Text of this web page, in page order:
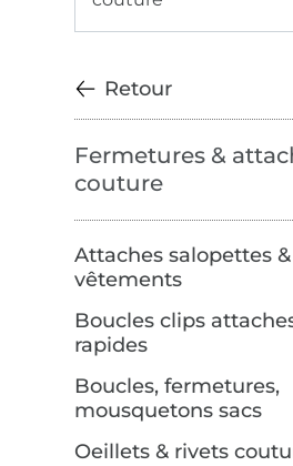
Sauter vers les
Retour
Fermetures &
couture
Attaches salopettes &
vêtements
Boucles clips
rapides
Boucles, fermetures,
mousquetons sacs
Oeillets & rivets